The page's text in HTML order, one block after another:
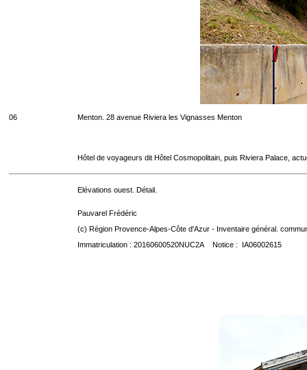
06 Menton. 28 avenue Riviera les Vignasses Menton
Hôtel de voyageurs dit Hôtel Cosmopolitain, puis Riviera Palace,
Elévations ouest. Détail.
Pauvarel Frédéric
(c) Région Provence-Alpes-Côte d'Azur - Inventaire général.
Immatriculation : 20160600520NUC2A Notice : IA06002615